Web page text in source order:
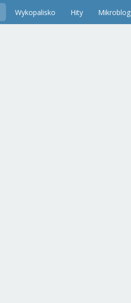
Wykopalisko Hity Mikroblog